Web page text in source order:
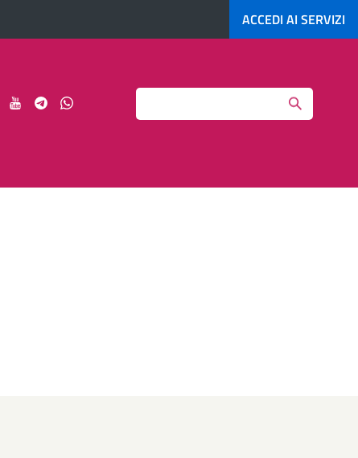
ACCEDI AI SERVIZI
Seguici SeguiciSeguiciSeguici
Search